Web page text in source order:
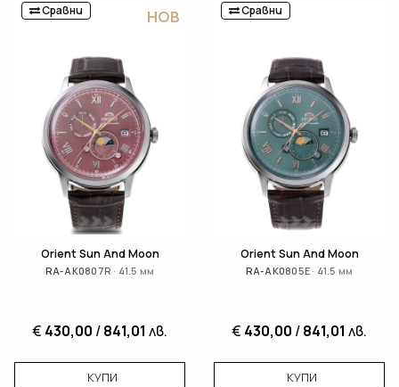
Сравни НОВ
Orient Sun And Moon
RA-AK0807R · 41.5 мм
€ 430,00 /841,01 лв.
КУПИ
Сравни
Orient Sun And Moon
RA-AK0805E · 41.5 мм
€ 430,00 /841,01 лв.
КУПИ